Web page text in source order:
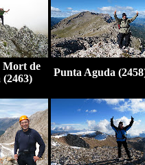
Mort de
(2463)
Punta Aguda